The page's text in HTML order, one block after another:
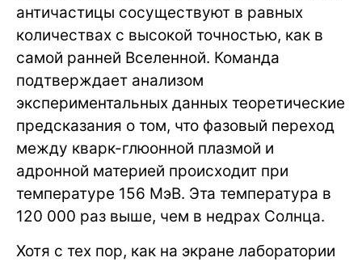
античастицы сосуществуют в равных
количествах с высокой точностью, как в
самой ранней Вселенной. Команда
подтверждает анализом
экспериментальных данных теоретические
предсказания о том, что фазовый переход
между кварк-глюонной плазмой и
адронной материей происходит при
температуре 156 МэВ. Эта температура в
120 000 раз выше, чем в недрах Солнца.
Хотя с тех пор, как на экране лаборатории